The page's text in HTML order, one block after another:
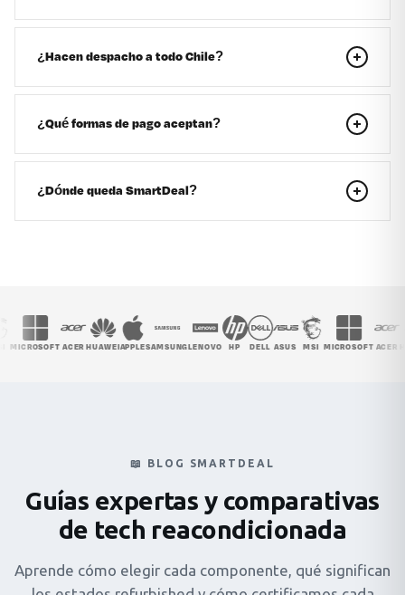
¿Hacen despacho a todo Chile?
¿Qué formas de pago aceptan?
¿Dónde queda SmartDeal?
ACER HUAWEIAPPLESAMSUNGLENOVO HP DELL ASUS MSI MICROSOFTACER
📖 BLOG SMARTDEAL
Guías expertas y comparativas
de tech reacondicionada
Aprende cómo elegir cada componente, qué significan